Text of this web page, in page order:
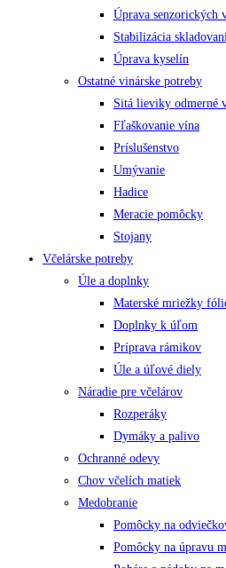
Úprava senzorických
Stabilizácia
Úprava kyselín
Ostatné vinárske potreby
Sitá lieviky odmerné
Fľaškovanie vína
Príslušenstvo
Umývanie
Hadice
Meracie pomôcky
Stojany
Včelárske potreby
Úle a doplnky
Materské mriežky
Doplnky k úľom
Príprava rámikov
Úle a úľové diely
Náradie pre včelárov
Rozperáky
Dymáky a palivo
Ochranné odevy
Chov včelích matiek
Medobranie
Pomôcky na
Pomôcky na úpravu